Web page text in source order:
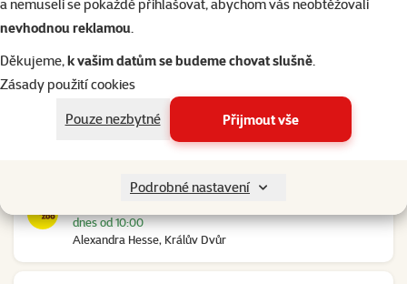
a nemuseli se pokaždé přihlašovat, abychom vás neobtěžovali
nevhodnou reklamou.
Děkujeme,k vašim datům se budeme chovat slušně.
Zásady použití cookies
Pouze nezbytné
Přijmout vše
Podrobné nastavení
Kolín Ovčáry
Ovčáry 304, Ovčáry
Kozomín
Alexandra Hesse, Králův Dvůr
dnes od 10:00